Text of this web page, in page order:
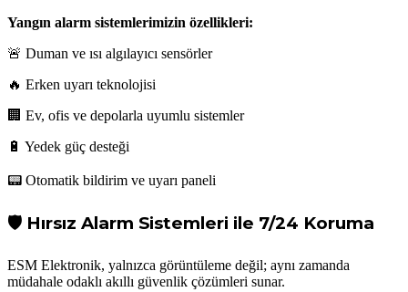
Yangın alarm sistemlerimizin özellikleri:
🚨 Duman ve ısı algılayıcı sensörler
🔥 Erken uyarı teknolojisi
🏢 Ev, ofis ve depolarla uyumlu sistemler
🔋 Yedek güç desteği
📟 Otomatik bildirim ve uyarı paneli
🛡 Hırsız Alarm Sistemleri ile 7/24 Koruma
ESM Elektronik, yalnızca görüntüleme değil; aynı zamanda
müdahale odaklı akıllı güvenlik çözümleri sunar.